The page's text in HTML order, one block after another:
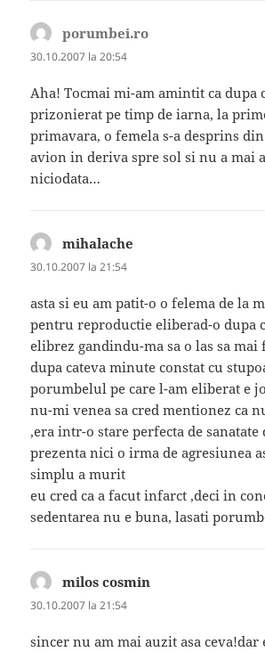
porumbei.ro
30.10.2007 la 20:54
Aha! Tocmai mi-am amintit ca dupa
prizonierat pe timp de iarna, la
primavara, o femela s-a desprins
avion in deriva spre sol si nu a mai
niciodata…
mihalache
30.10.2007 la 21:54
asta si eu am patit-o o felema de la
pentru reproductie eliberad-o dupa
elibrez gandindu-ma sa o las sa mai
dupa cateva minute constat cu
porumbelul pe care l-am eliberat e
nu-mi venea sa cred mentionez ca
,era intr-o stare perfecta de sanatate
prezenta nici o irma de agresiunea
simplu a murit
eu cred ca a facut infarct ,deci in
sedentarea nu e buna, lasati
milos cosmin
30.10.2007 la 21:54
sincer nu am mai auzit asa ceva!dar